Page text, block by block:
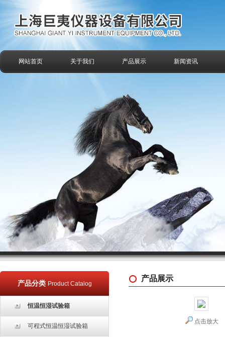
网站首页 关于我们 产品展示 新闻资讯
产品分类 Product Catalog
恒温恒湿试验箱
可程式恒温恒湿试验箱
产品展示
点击放大